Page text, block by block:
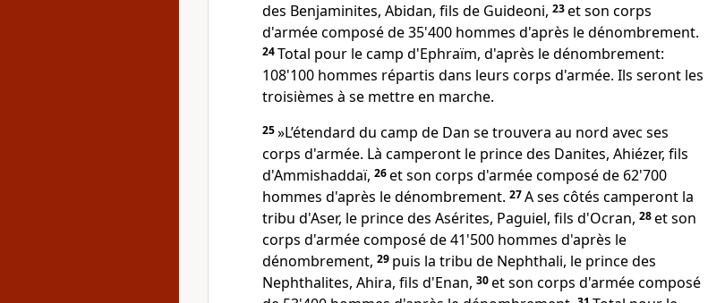
des Benjaminites, Abidan, fils de Guideoni, 23et son corps
d'armée composé de 35'400 hommes d'après le dénombrement.
24Total pour le camp d'Ephraïm, d'après le dénombrement:
108'100 hommes répartis dans leurs corps d'armée. Ils seront les
troisièmes à se mettre en marche.
25»L’étendard du camp de Dan se trouvera au nord avec ses
corps d'armée. Là camperont le prince des Danites, Ahiézer, fils
d'Ammishaddaï, 26et son corps d'armée composé de 62'700
hommes d'après le dénombrement. 27A ses côtés camperont la
tribu d'Aser, le prince des Asérites, Paguiel, fils d'Ocran, 28et son
corps d'armée composé de 41'500 hommes d'après le
dénombrement, 29 puis la tribu de Nephthali, le prince des
Nephthalites, Ahira, fils d'Enan, 30et son corps d'armée composé